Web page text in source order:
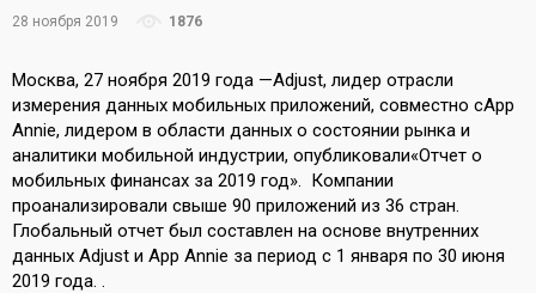
28 ноября 2019 1876
Москва, 27 ноября 2019 года —Adjust, лидер отрасли
измерения данных мобильных приложений, совместно сApp
Annie, лидером в области данных о состоянии рынка и
аналитики мобильной индустрии, опубликовали«Отчет о
мобильных финансах за 2019 год». Компании
проанализировали свыше 90 приложений из 36 стран.
Глобальный отчет был составлен на основе внутренних
данных Adjust и App Annie за период с 1 января по 30 июня
2019 года. .